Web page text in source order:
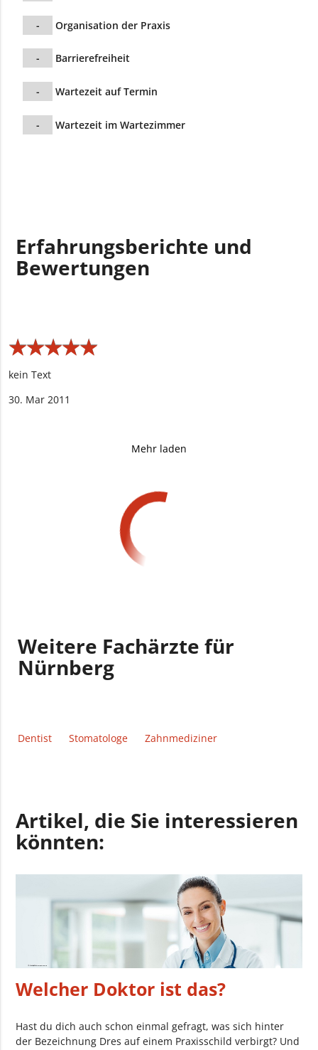
- Organisation der Praxis
- Barrierefreiheit
- Wartezeit auf Termin
- Wartezeit im Wartezimmer
Erfahrungsberichte und
Bewertungen
★★★★★
★★★★★
kein Text
30. Mar 2011
Mehr laden
Weitere Fachärzte für
Nürnberg
Dentist Stomatologe Zahnmediziner
Artikel, die Sie interessieren
könnten:
Welcher Doktor ist das?
Hast du dich auch schon einmal gefragt, was sich hinter
der Bezeichnung Dres auf einem Praxisschild verbirgt? Und